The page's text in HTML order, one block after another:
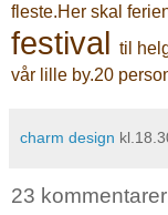
fleste.Her skal
festival til
vår lille by.20
charm design
23